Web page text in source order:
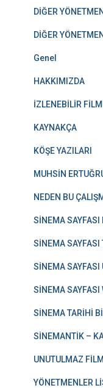
DİĞER
DİĞER
Genel
HAKKIMIZDA
İZLENEBİLİR
KAYNAKÇA
KÖŞE YAZILARI
MUHSİN
NEDEN BU
SİNEMA SAYFASI
SİNEMA SAYFASI
SİNEMA SAYFASI
SİNEMA SAYFASI
SİNEMA TARİHİ
SİNEMANTİK –
UNUTULMAZ
YÖNETMENLER